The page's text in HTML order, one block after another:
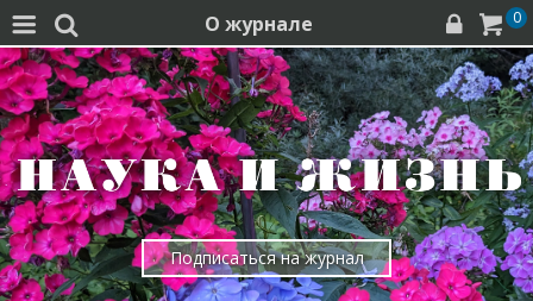
  О журнале   0
Подписаться на журнал